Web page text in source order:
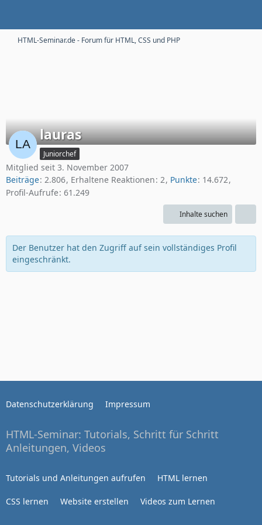
HTML-Seminar.de - Forum für HTML, CSS und PHP
lauras
Juniorchef
Mitglied seit 3. November 2007
Beiträge 2.806 Erhaltene Reaktionen 2 Punkte 14.672
Profil-Aufrufe 61.249
Inhalte suchen
Der Benutzer hat den Zugriff auf sein vollständiges Profil
eingeschränkt.
Datenschutzerklärung Impressum
HTML-Seminar: Tutorials, Schritt für Schritt
Anleitungen, Videos
Tutorials und Anleitungen aufrufen HTML lernen
CSS lernen Website erstellen Videos zum Lernen